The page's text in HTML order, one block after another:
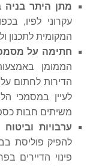
מתן היתר בניה
עקרוני לפיו,
המקומית לתכנון
חתימה על
הממומן
הדירות לחתום על
לעיין במסמכי
משיתים חבות
ערבויות וביטוח
להפיק פוליסת